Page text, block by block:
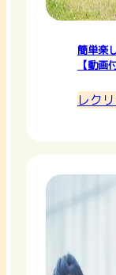
簡単楽
【動画
レク